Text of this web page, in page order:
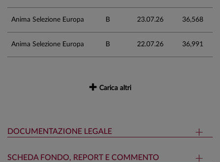
Anima Selezione Europa B 23.07.26 36,568
Anima Selezione Europa B 22.07.26 36,991
Carica altri
DOCUMENTAZIONE LEGALE
SCHEDA FONDO, REPORT E COMMENTO